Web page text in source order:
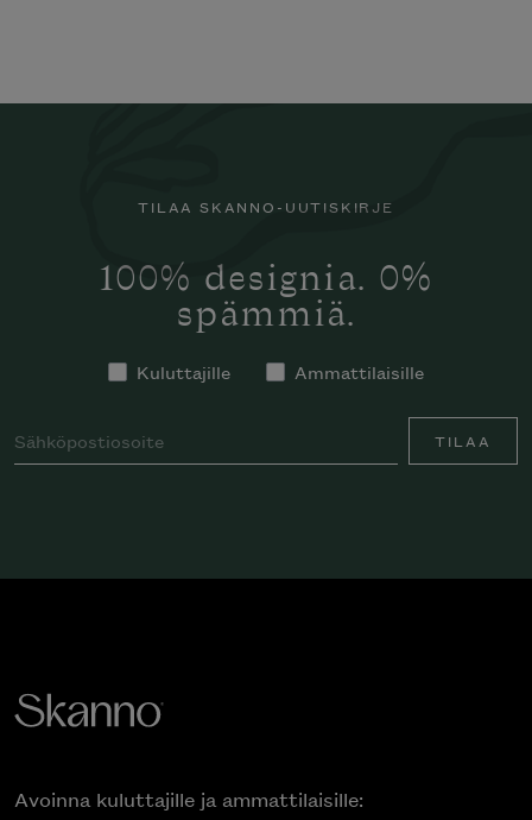
TILAA SKANNO-UUTISKIRJE
100% designia. 0%
spämmiä.
Kuluttajille Ammattilaisille
TILAA
Avoinna kuluttajille ja ammattilaisille: